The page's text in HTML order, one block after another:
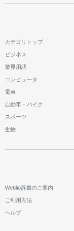
カテゴリトップ
ビジネス
業界用語
コンピュータ
電車
自動車・バイク
スポーツ
生物
Weblio辞書のご案内
ご利用方法
ヘルプ